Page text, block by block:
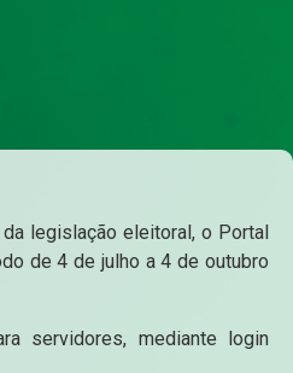
legislação eleitoral, o Portal
de 4 de julho a 4 de outubro
servidores, mediante login